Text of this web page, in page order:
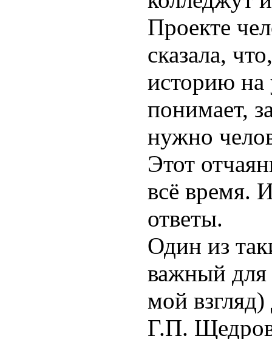
Проекте
сказала,
историю на
понимает,
нужно
Этот
всё время.
ответы.
Один из
важный для
мой взгляд)
Г.П.